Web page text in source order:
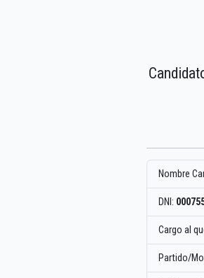
Nombre
DNI:
Cargo al
Partido/